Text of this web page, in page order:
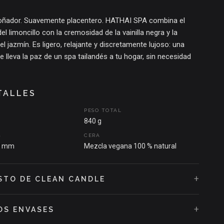
Suavemente placentero. HATHAI SPA combina el
limoncillo con la cremosidad de la vainilla negra y la
jazmín. Es ligero, relajante y discretamente lujoso: una
lleva la paz de un spa tailandés a tu hogar, sin necesidad
el aroma de las hierbas frescas en el aire y los rituales
de calidez y tradición. HATHAI SPA captura esa magia
nota: fresca, floral y profundamente reconfortante.
PESO TOTAL
840 g
mm
CERA
Mezcla vegana 100 % natural
DE CLEAN CANDLE +
ENVASES +